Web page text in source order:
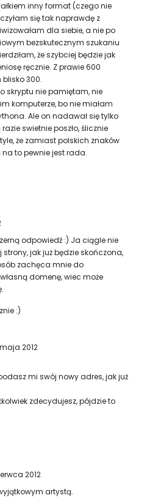
inny format (czego nie
się tak naprawdę z
dla siebie, a nie po
bezskutecznym szukaniu
że szybciej będzie jak
ręcznie. Z prawie 600
blisko 300.
skryptu nie pamiętam, nie
komputerze, bo nie miałam
Ale on nadawał się tylko
swietnie poszło, ślicznie
że zamiast polskich znaków
na to pewnie jest rada.
odpowiedź :) Ja ciągle nie
jak już będzie skończona,
zachęca mnie do
domenę, wiec może
:)
2012
mi swój nowy adres, jak już
zdecydujesz, pójdzie to
2012
artystą.